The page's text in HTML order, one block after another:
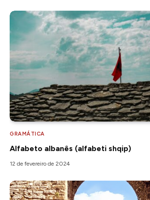
GRAMÁTICA
Alfabeto albanês (alfabeti shqip)
12 de fevereiro de 2024